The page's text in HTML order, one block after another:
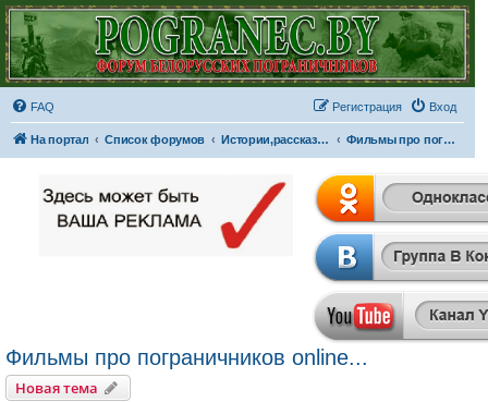
FAQ Вход
Регистрация
На портал Список форумов Истории,рассказы,байки,фильмы... Фильмы про пограничников online...
Фильмы про пограничников online...
Новая тема